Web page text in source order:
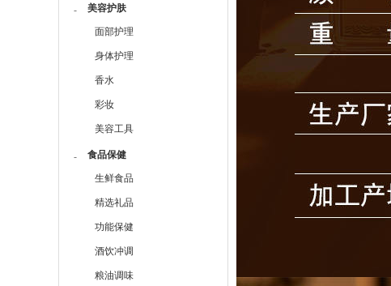
- 美容护肤
面部护理
身体护理
香水
彩妆
美容工具
- 食品保健
生鲜食品
精选礼品
功能保健
酒饮冲调
粮油调味